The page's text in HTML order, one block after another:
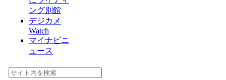
ング別館
デジカメ
Watch
マイナビニ
ュース